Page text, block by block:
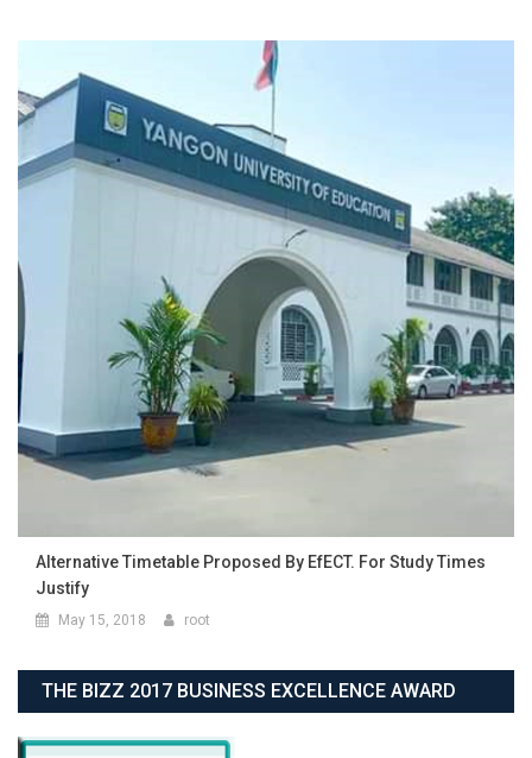
Alternative Timetable Proposed By EfECT. For Study Times
Justify
THE BIZZ 2017 BUSINESS EXCELLENCE AWARD